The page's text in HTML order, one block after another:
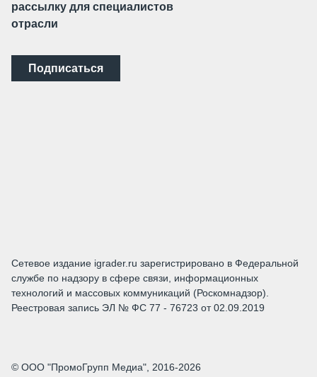
рассылку для специалистов
отрасли
Подписаться
Сетевое издание igrader.ru зарегистрировано в Федеральной
службе по надзору в сфере связи, информационных
технологий и массовых коммуникаций (Роскомнадзор).
Реестровая запись ЭЛ № ФС 77 - 76723 от 02.09.2019
© ООО "ПромоГрупп Медиа", 2016-2026